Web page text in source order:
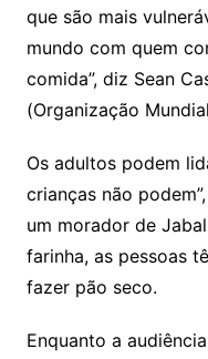
que são mais
mundo com quem
comida”, diz Sean
(Organização
Os adultos podem
crianças não
um morador de
farinha, as pessoas
fazer pão seco.
Enquanto a